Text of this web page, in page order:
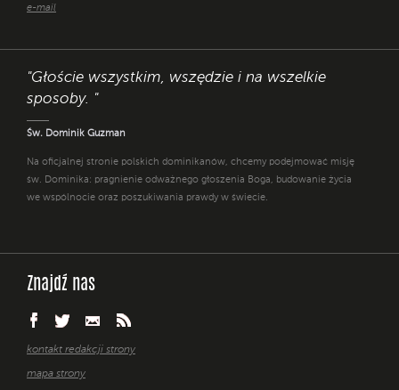
e-mail
"Głoście wszystkim, wszędzie i na wszelkie
sposoby. "
Św. Dominik Guzman
Na oficjalnej stronie polskich dominikanów, chcemy podejmować misję
św. Dominika: pragnienie odważnego głoszenia Boga, budowanie życia
we wspólnocie oraz poszukiwania prawdy w świecie.
Znajdź nas
kontakt redakcji strony
mapa strony